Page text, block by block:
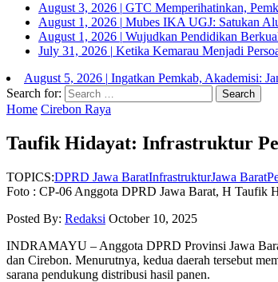
August 3, 2026 | GTC Memperihatinkan,
August 1, 2026 | Mubes IKA UGJ: Satukan
August 1, 2026 | Wujudkan Pendidikan
July 31, 2026 | Ketika Kemarau Menjadi
August 5, 2026 | Ingatkan Pemkab, Akademisi:
Search for:
Home Cirebon Raya
Taufik Hidayat: Infrastruktur
TOPICS:DPRD Jawa BaratInfrastrukturJawa Barat
Foto : CP-06 Anggota DPRD Jawa Barat, H Taufik
Posted By: Redaksi October 10, 2025
INDRAMAYU – Anggota DPRD Provinsi Jawa
dan Cirebon. Menurutnya, kedua daerah tersebut
sarana pendukung distribusi hasil panen.